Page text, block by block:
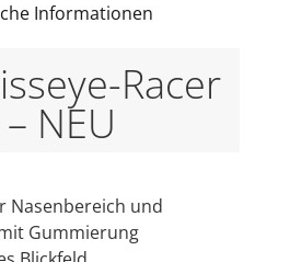
Informationen
Racer
NEU
Nasenbereich und
Gummierung